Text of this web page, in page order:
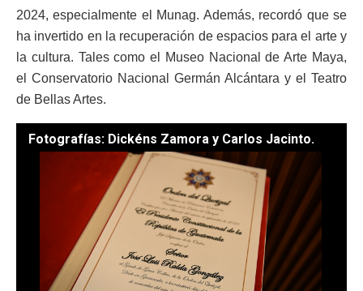
2024, especialmente el Munag. Además, recordó que se
ha invertido en la recuperación de espacios para el arte y
la cultura. Tales como el Museo Nacional de Arte Maya,
el Conservatorio Nacional Germán Alcántara y el Teatro
de Bellas Artes.
Fotografías: Dickéns Zamora y Carlos Jacinto.